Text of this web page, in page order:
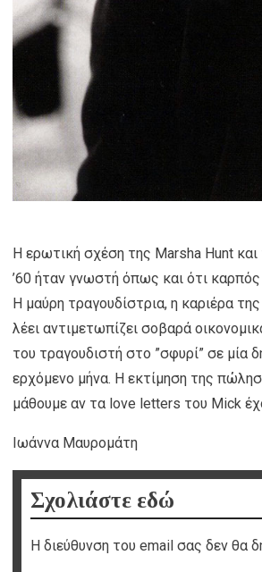
Η ερωτική σχέση της Μarsha Hunt
’60 ήταν γνωστή όπως και ότι
Η μαύρη τραγουδίστρια, η καριέρα
λέει αντιμετωπίζει σοβαρά
του τραγουδιστή στο ”σφυρί” σε μία
ερχόμενο μήνα. Η εκτίμηση της
μάθουμε αν τα love letters του Mick
Ιωάννα Μαυρομάτη
Σχολιάστε εδώ
Η διεύθυνση του email σας δεν θα